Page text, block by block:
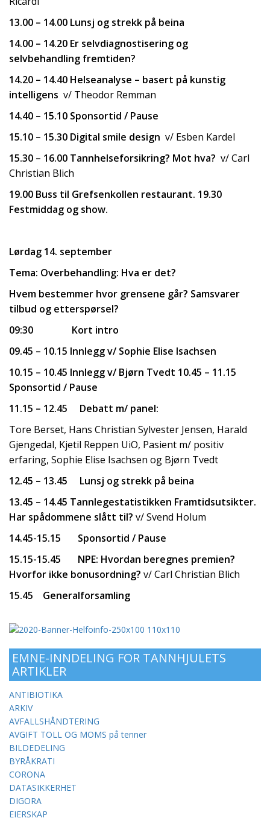
13.00 – 14.00 Lunsj og strekk på beina
14.00 – 14.20 Er selvdiagnostisering og
selvbehandling fremtiden?
14.20 – 14.40 Helseanalyse – basert på kunstig
intelligens v/ Theodor Remman
14.40 – 15.10 Sponsortid / Pause
15.10 – 15.30 Digital smile design v/ Esben Kardel
15.30 – 16.00 Tannhelseforsikring? Mot hva? v/ Carl
Christian Blich
19.00 Buss til Grefsenkollen restaurant. 19.30
Festmiddag og show.
Lørdag 14. september
Tema: Overbehandling: Hva er det?
Hvem bestemmer hvor grensene går? Samsvarer
tilbud og etterspørsel?
09:30 Kort intro
09.45 – 10.15 Innlegg v/ Sophie Elise Isachsen
10.15 – 10.45 Innlegg v/ Bjørn Tvedt 10.45 – 11.15
Sponsortid / Pause
11.15 – 12.45 Debatt m/ panel:
Tore Berset, Hans Christian Sylvester Jensen, Harald
Gjengedal, Kjetil Reppen UiO, Pasient m/ positiv
erfaring, Sophie Elise Isachsen og Bjørn Tvedt
12.45 – 13.45 Lunsj og strekk på beina
13.45 – 14.45 Tannlegestatistikken Framtidsutsikter.
Har spådommene slått til? v/ Svend Holum
14.45-15.15 Sponsortid / Pause
15.15-15.45 NPE: Hvordan beregnes premien?
Hvorfor ikke bonus­ordning? v/ Carl Christian Blich
15.45 Generalforsamling
EMNE-INNDELING FOR TANNHJULETS
ARTIKLER
ANTIBIOTIKA
ARKIV
AVFALLSHÅNDTERING
AVGIFT TOLL OG MOMS på tenner
BILDEDELING
BYRÅKRATI
CORONA
DATASIKKERHET
DIGORA
EIERSKAP